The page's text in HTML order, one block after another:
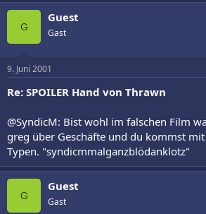
G
Guest
Gast
9. Juni 2001
Re: SPOILER Hand von Thrawn
@SyndicM: Bist wohl im falschen Film
greg über Geschäfte und du kommst
Typen. "syndicmmalganzblödanklotz"
G
Guest
Gast